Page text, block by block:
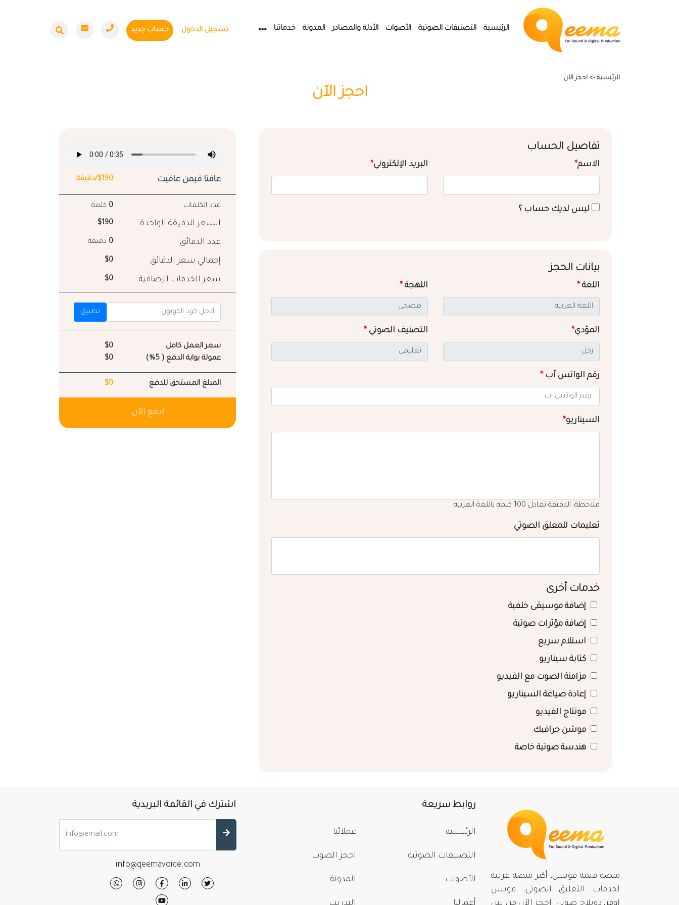
الرئيسية التصنيفات الصوتية الأصوات الأدلة والمصادر المدونة خدماتنا تسجيل الدخول حساب جديد
الرئيسية -> احجز الآن
احجز الآن
تفاصيل الحساب
الاسم* البريد الإلكتروني*
ليس لديك حساب ؟
بيانات الحجز
اللغة* اللهجة*
المؤدي* التصنيف الصوتي*
رقم الواتس آب*
السيناريو*
ملاحظة: الدقيقة تعادل 100 كلمة باللغة العربية
تعليمات للمعلق الصوتي
خدمات أخرى
إضافة موسيقى خلفية
إضافة مؤثرات صوتية
استلام سريع
كتابة سيناريو
مزامنة الصوت مع الفيديو
إعادة صياغة السيناريو
مونتاج الفيديو
موشن جرافيك
هندسة صوتية خاصة
عافنا فيمن عافيت $190/دقيقة
عدد الكلمات 0 كلمة
السعر للدقيقة الواحدة $190
عدد الدقائق 0 دقيقة
إجمالي سعر الدقائق $0
سعر الخدمات الإضافية $0
تطبيق
سعر العمل كامل
$0
عمولة بوابة الدفع ( 5%)
$0
المبلغ المستحق للدفع $0
ادفع الآن
منصة قيمة فويس, أكبر منصة عربية
لخدمات التعليق الصوتي، فويس
روابط سريعة
الرئيسية
التصنيفات الصوتية
الأصوات
عملائنا
احجز الصوت
المدونة
اشترك في القائمة البريدية
info@qeemavoice.com